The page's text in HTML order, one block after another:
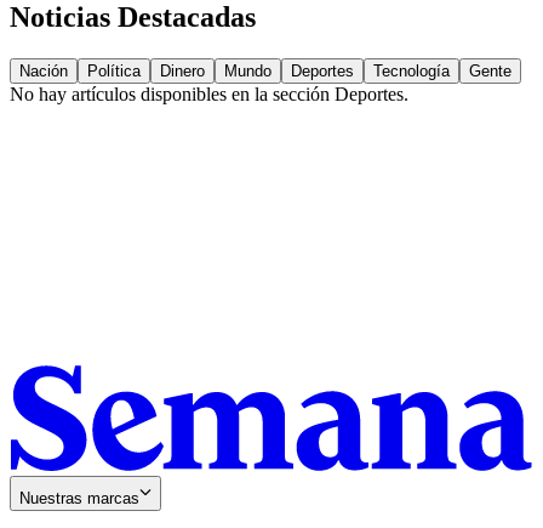
Noticias Destacadas
Nación Política Dinero Mundo Deportes Tecnología Gente
No hay artículos disponibles en la sección Deportes.
Nuestras marcas